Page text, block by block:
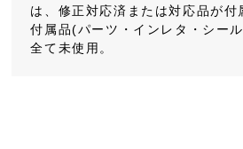
は、修正対応済または対応品が付
付属品(パーツ・インレタ・シー
全て未使用。